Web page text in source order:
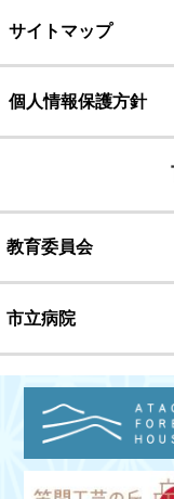
サイトマップ
個人情報保護方針
教育委員会
市立病院
議会
表示 ス